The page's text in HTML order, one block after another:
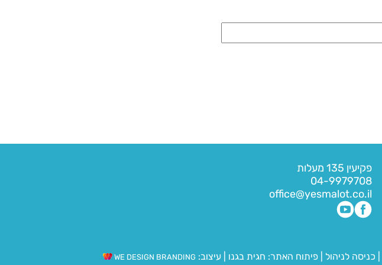
פקיעין 135 מעלות
04-9979708
office@yesmalot.co.il
כניסה לניהול פיתוח האתר: חגית בגנו עיצוב: WE DESIGN BRANDING